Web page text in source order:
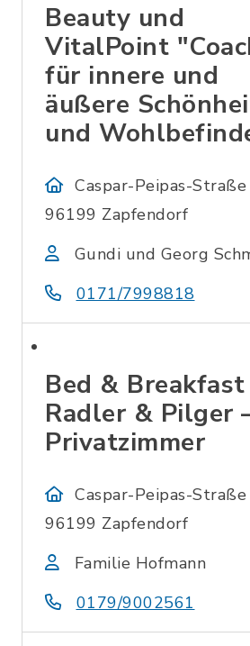
Beauty und
VitalPoint
für innere und
äußere
und
Caspar-Peipas-
96199 Zapfendorf
Gundi und Georg
0171/7998818
Bed &
Radler & Pilger
Privatzimmer
Caspar-Peipas-Straße
96199 Zapfendorf
Familie Hofmann
0179/9002561